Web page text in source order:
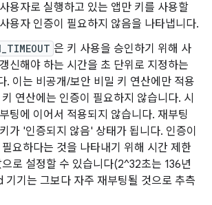
용자로 실행하고 있는 앱만 키를 사용할
용자 인증이 필요하지 않음을 나타냅니다.
은 키 사용을 승인하기 위해 사
신해야 하는 시간을 초 단위로 지정하는
. 이는 비공개/보안 비밀 키 연산에만 적용
연산에는 인증이 필요하지 않습니다. 시
팅에 이어서 적용되지 않습니다. 재부팅
가 '인증되지 않음' 상태가 됩니다. 인증이
요하다는 것을 나타내기 위해 시간 제한
로 설정할 수 있습니다(2^32초는 136년
기기는 그보다 자주 재부팅될 것으로 추측